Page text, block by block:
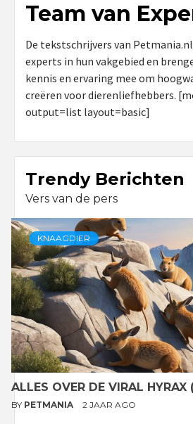
Team van
De tekstschrijvers van
experts in hun vakgebied en
kennis en ervaring mee om
creëren voor dierenliefhebbers.
output=list layout=basic]
Trendy Berichten
Vers van de pers
KNAAGDIER
ALLES OVER DE VIRAL HYRAX
BY PETMANIA 2 JAAR AGO